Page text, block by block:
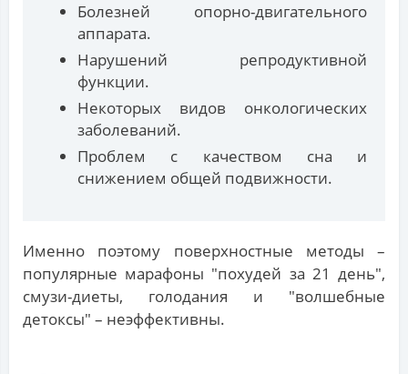
Болезней опорно-двигательного
аппарата.
Нарушений репродуктивной
функции.
Некоторых видов онкологических
заболеваний.
Проблем с качеством сна и
снижением общей подвижности.
Именно поэтому поверхностные методы –
популярные марафоны "похудей за 21 день",
смузи-диеты, голодания и "волшебные
детоксы" – неэффективны.